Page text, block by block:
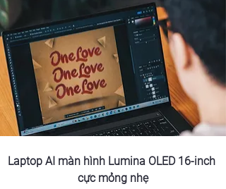
Laptop AI màn hình Lumina OLED 16-inch
cực mỏng nhẹ